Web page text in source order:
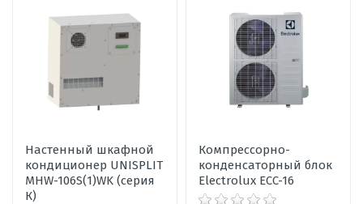
Настенный шкафной
кондиционер UNISPLIT
MHW-106S(1)WK (серия
К)
Компрессорно-
конденсаторный блок
Electrolux ECC-16